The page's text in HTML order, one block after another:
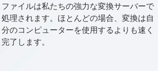
ファイルは私たちの強力な変換サーバーで
処理されます。ほとんどの場合、変換は自
分のコンピューターを使用するよりも速く
完了します。